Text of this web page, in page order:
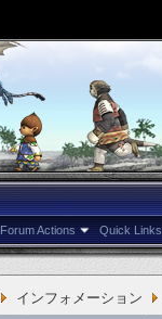
Forum Actions Quick Links
インフォメーション